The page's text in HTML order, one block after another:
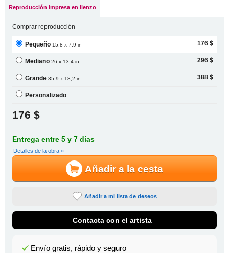
Reproducción impresa en lienzo
Comprar reproducción
Pequeño15,8 x 7,9 in 176 $
Mediano26 x 13,4 in 296 $
Grande35,9 x 18,2 in 388 $
Personalizado
176 $
Entrega entre 5 y 7 días
Detalles de la obra »
Añadir a la cesta
Añadir a mi lista de deseos
Contacta con el artista
Envío gratis, rápido y seguro